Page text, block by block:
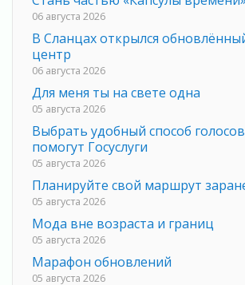
06 августа 2026
В Сланцах открылся
центр
06 августа 2026
Для меня ты на свете одна
05 августа 2026
Выбрать удобный способ
помогут Госуслуги
05 августа 2026
Планируйте свой маршрут
05 августа 2026
Мода вне возраста и границ
05 августа 2026
Марафон обновлений
05 августа 2026